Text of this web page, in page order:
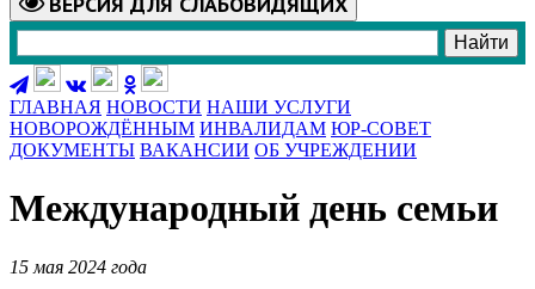
ГЛАВНАЯ НОВОСТИ НАШИ УСЛУГИ
НОВОРОЖДЁННЫМ ИНВАЛИДАМ ЮР-СОВЕТ
ДОКУМЕНТЫ ВАКАНСИИ ОБ УЧРЕЖДЕНИИ
Международный день семьи
15 мая 2024 года